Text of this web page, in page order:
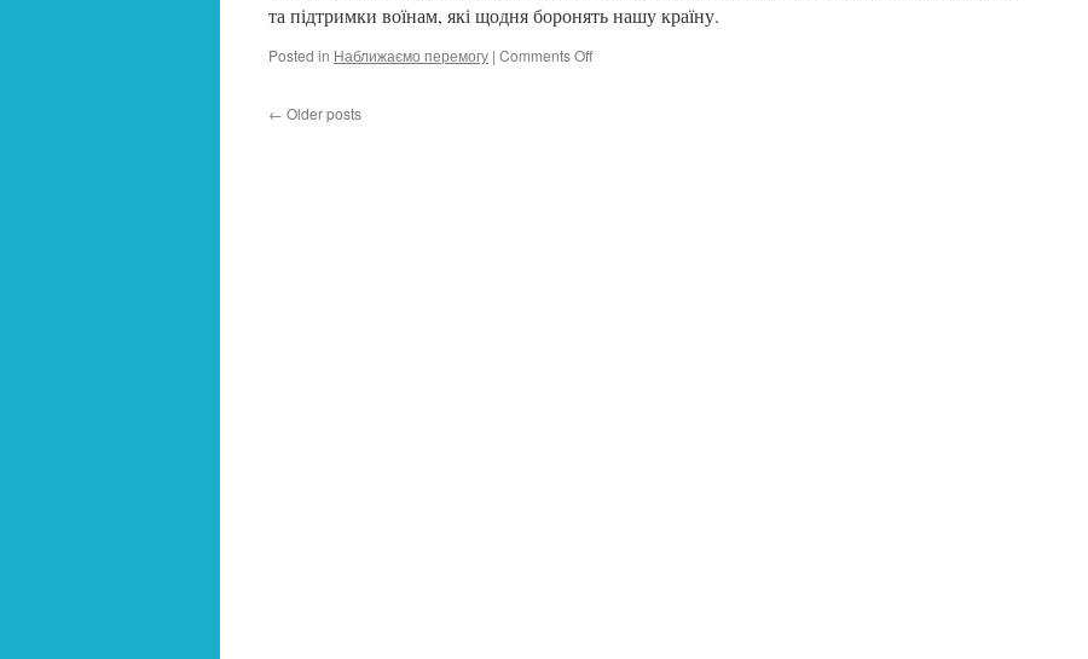
та підтримки воїнам, які щодня боронять нашу країну.
Posted in Наближаємо перемогу | Comments Offon
← Older posts